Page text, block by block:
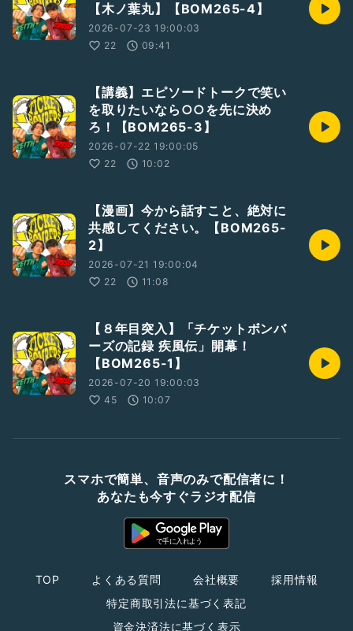
【木ノ葉丸】【BOM265-4】
2026-07-23 19:00:03
22
09:41
【講義】エピソードトークで笑い
を取りたいなら○○を先に決め
ろ！【BOM265-3】
2026-07-22 19:00:05
22
10:02
【漫画】今から話すこと、絶対に
共感してください。【BOM265-
2】
2026-07-21 19:00:04
22
11:08
【８年目突入】「チケットボンバ
ーズの記録 疾風伝」開幕！
【BOM265-1】
2026-07-20 19:00:03
45
10:07
スマホで簡単、音声のみで配信者に！
あなたも今すぐラジオ配信
TOP よくある質問 会社概要
採用情報
特定商取引法に基づく表記
資金決済法に基づく表示